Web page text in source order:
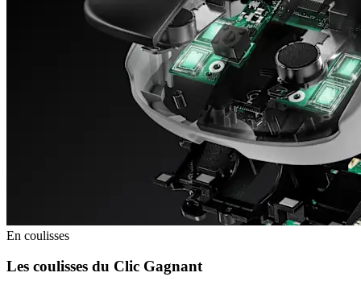
En coulisses
Les coulisses du Clic Gagnant